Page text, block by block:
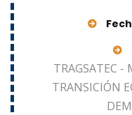
TRAGSATEC -
TRANSICIÓN